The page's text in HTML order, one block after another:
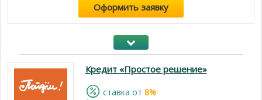
Оформить заявку
Кредит «Простое решение»
cтавка от 8%